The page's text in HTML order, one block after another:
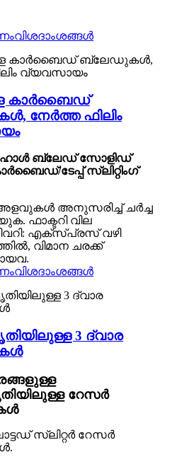
വിശദാംശങ്ങൾ
കാർബൈഡ്
നേർത്ത ഫിലിം
ഹോൾ ബ്ലേഡ് സോളിഡ്
ടേപ്പ് സ്ലിറ്റിംഗ്
അളവുകൾ അനുസരിച്ച് ചർച്ച
ഫാക്ടറി വില
എക്സ്പ്രസ് വഴി
വിമാന ചരക്ക്
വിശദാംശങ്ങൾ
3 ദ്വാര
റേസർ
സ്ലിറ്റർ റേസർ